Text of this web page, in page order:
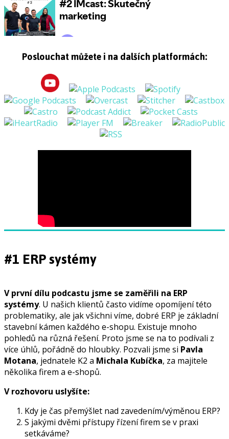
Poslouchat můžete i na dalších platformách:
#1 ERP systémy
V první dílu podcastu jsme se zaměřili na ERP
systémy. U našich klientů často vidíme opomíjení této
problematiky, ale jak všichni víme, dobré ERP je základní
stavební kámen každého e-shopu. Existuje mnoho
pohledů na různá řešení. Proto jsme se na to podívali z
více úhlů, pořádně do hloubky. Pozvali jsme si Pavla
Motana, jednatele K2 a Michala Kubíčka, za majitele
několika firem a e-shopů.
V rozhovoru uslyšíte:
Kdy je čas přemýšlet nad zavedením/výměnou ERP?
S jakými dvěmi přístupy řízení firem se v praxi
setkáváme?